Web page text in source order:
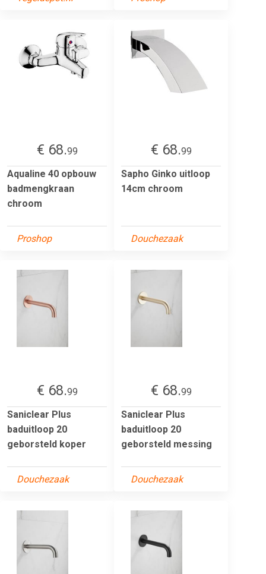
€ 68.99
Aqualine 40 opbouw
badmengkraan
chroom
Proshop
€ 68.99
Sapho Ginko uitloop
14cm chroom
Douchezaak
€ 68.99
Saniclear Plus
baduitloop 20
geborsteld koper
Douchezaak
€ 68.99
Saniclear Plus
baduitloop 20
geborsteld messing
Douchezaak